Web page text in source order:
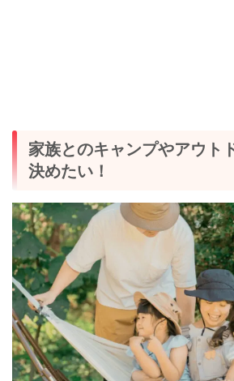
家族とのキャンプやアウト
決めたい！